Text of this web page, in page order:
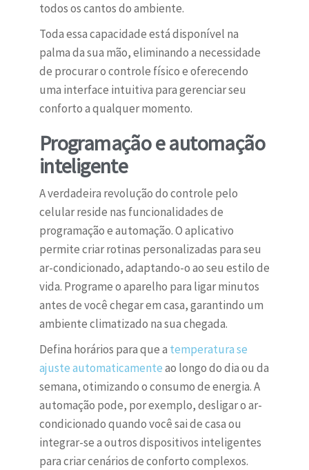
todos os cantos do ambiente.
Toda essa capacidade está disponível na
palma da sua mão, eliminando a necessidade
de procurar o controle físico e oferecendo
uma interface intuitiva para gerenciar seu
conforto a qualquer momento.
Programação e automação
inteligente
A verdadeira revolução do controle pelo
celular reside nas funcionalidades de
programação e automação. O aplicativo
permite criar rotinas personalizadas para seu
ar-condicionado, adaptando-o ao seu estilo de
vida. Programe o aparelho para ligar minutos
antes de você chegar em casa, garantindo um
ambiente climatizado na sua chegada.
Defina horários para que a temperatura se
ajuste automaticamenteao longo do dia ou da
semana, otimizando o consumo de energia. A
automação pode, por exemplo, desligar o ar-
condicionado quando você sai de casa ou
integrar-se a outros dispositivos inteligentes
para criar cenários de conforto complexos.